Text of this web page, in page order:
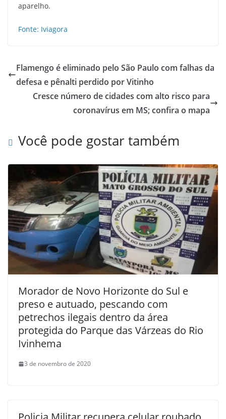
aparelho.
Fonte: Iviagora
Flamengo é eliminado pelo São Paulo com falhas da
defesa e pênalti perdido por Vitinho
Cresce número de cidades com alto risco para
coronavírus em MS; confira o mapa
Você pode gostar também
Morador de Novo Horizonte do Sul e
preso e autuado, pescando com
petrechos ilegais dentro da área
protegida do Parque das Várzeas do Rio
Ivinhema
3 de novembro de 2020